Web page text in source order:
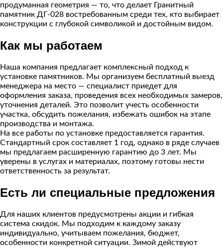
продуманная геометрия — то, что делает Гранитный
памятник ДГ-028 востребованным среди тех, кто выбирает
конструкции с глубокой символикой и достойным видом.
Как мы работаем
Наша компания предлагает комплексный подход к
установке памятников. Мы организуем бесплатный выезд
менеджера на место — специалист приедет для
оформления заказа, проведения всех необходимых замеров,
уточнения деталей. Это позволит учесть особенности
участка, обсудить пожелания, избежать ошибок на этапе
производства и монтажа.
На все работы по установке предоставляется гарантия.
Стандартный срок составляет 1 год, однако в ряде случаев
мы предлагаем расширенную гарантию до 3 лет. Мы
уверены в услугах и материалах, поэтому готовы нести
ответственность за результат.
Есть ли специальные предложения
Для наших клиентов предусмотрены акции и гибкая
система скидок. Мы подходим к каждому заказу
индивидуально, учитываем пожелания, бюджет,
особенности конкретной ситуации. Зимой действуют